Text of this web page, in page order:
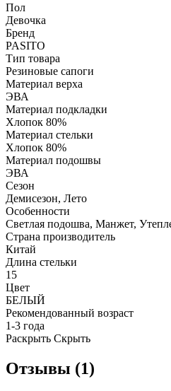
Пол
Девочка
Бренд
PASITO
Тип товара
Резиновые сапоги
Материал верха
ЭВА
Материал подкладки
Хлопок 80%
Материал стельки
Хлопок 80%
Материал подошвы
ЭВА
Сезон
Демисезон, Лето
Особенности
Светлая подошва, Манжет,
Страна производитель
Китай
Длина стельки
15
Цвет
БЕЛЫЙ
Рекомендованный возраст
1-3 года
Раскрыть Скрыть
Отзывы (1)